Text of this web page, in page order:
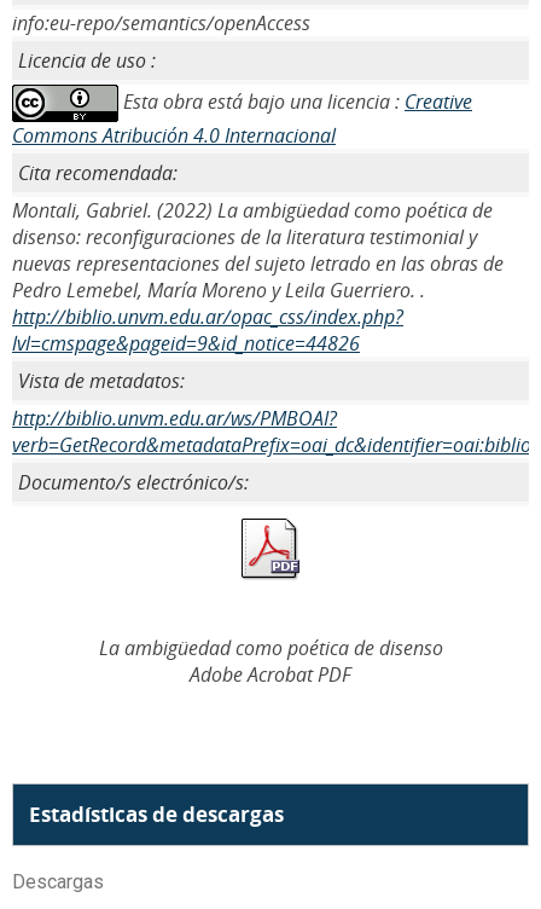
info:eu-repo/semantics/openAccess
Licencia de uso :
Esta obra está bajo una licencia : Creative
Commons Atribución 4.0 Internacional
Cita recomendada:
Montali, Gabriel. (2022) La ambigüedad como poética de
disenso: reconfiguraciones de la literatura testimonial y
nuevas representaciones del sujeto letrado en las obras de
Pedro Lemebel, María Moreno y Leila Guerriero. .
http://biblio.unvm.edu.ar/opac_css/index.php?
lvl=cmspage&pageid=9&id_notice=44826
Vista de metadatos:
http://biblio.unvm.edu.ar/ws/PMBOAI?
Documento/s electrónico/s:
La ambigüedad como poética de disenso
Adobe Acrobat PDF
Estadísticas de descargas
Descargas